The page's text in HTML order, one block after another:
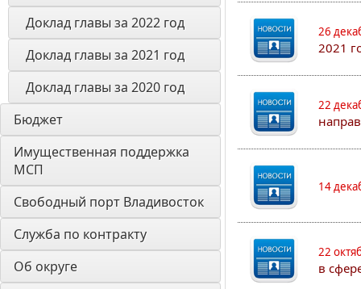
Доклад главы за 2022 год
Доклад главы за 2021 год
Доклад главы за 2020 год
Бюджет
Имущественная поддержка
МСП
Свободный порт Владивосток
Служба по контракту
Об округе
26
2021
22
14
22
в